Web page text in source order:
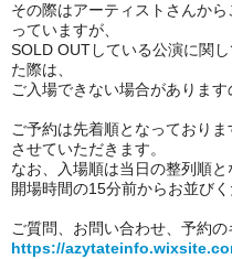
その際はアーティストさんか
っていますが、
SOLD OUTしている公演に関し
た際は、
ご入場できない場合があります
ご予約は先着順となっており
させていただきます。
なお、入場順は当日の整列順と
開場時間の15分前からお並びく
ご質問、お問い合わせ、予約の
https://